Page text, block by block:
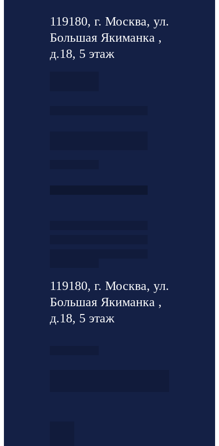
119180, г. Москва, ул.
Большая Якиманка ,
д.18, 5 этаж
119180, г. Москва, ул.
Большая Якиманка ,
д.18, 5 этаж